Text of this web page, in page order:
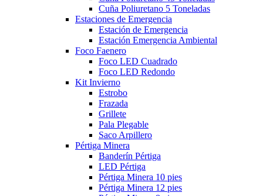
Cuña Poliuretano 5 Toneladas
Estaciones de Emergencia
Estación de Emergencia
Estación Emergencia Ambiental
Foco Faenero
Foco LED Cuadrado
Foco LED Redondo
Kit Invierno
Estrobo
Frazada
Grillete
Pala Plegable
Saco Arpillero
Pértiga Minera
Banderín Pértiga
LED Pértiga
Pértiga Minera 10 pies
Pértiga Minera 12 pies